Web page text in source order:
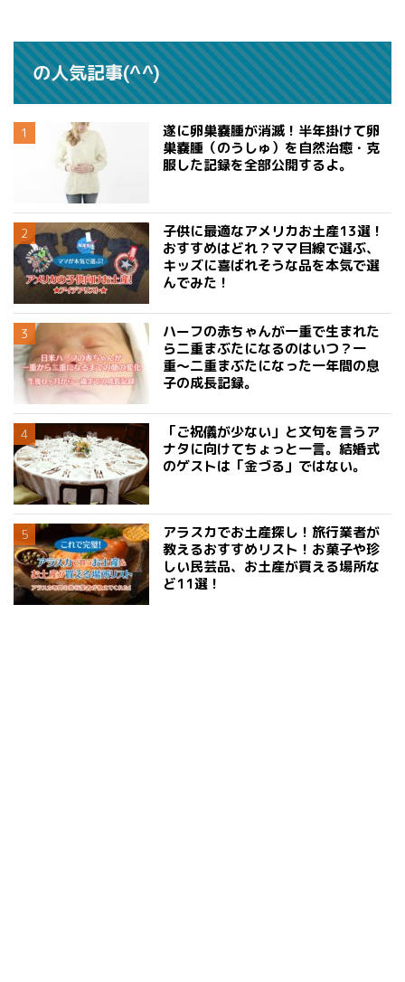
の人気記事(^^)
遂に卵巣嚢腫が消滅！半年掛けて卵
巣嚢腫（のうしゅ）を自然治癒・克
服した記録を全部公開するよ。
子供に最適なアメリカお土産13選！
おすすめはどれ？ママ目線で選ぶ、
キッズに喜ばれそうな品を本気で選
んでみた！
ハーフの赤ちゃんが一重で生まれた
ら二重まぶたになるのはいつ？一
重〜二重まぶたになった一年間の息
子の成長記録。
「ご祝儀が少ない」と文句を言うア
ナタに向けてちょっと一言。結婚式
のゲストは「金づる」ではない。
アラスカでお土産探し！旅行業者が
教えるおすすめリスト！お菓子や珍
しい民芸品、お土産が買える場所な
ど11選！